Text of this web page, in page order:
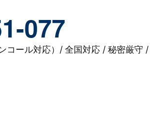
077
コール対応）/ 全国対応 / 秘密厳守 /